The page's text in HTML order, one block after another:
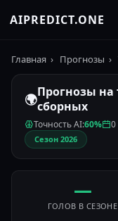
AIPREDICT.ONE
Главная › Прогнозы ›
🌍Прогнозы
сборных
Точность AI:60% 0
Сезон 2026
—
ГОЛОВ В СЕЗОНЕ